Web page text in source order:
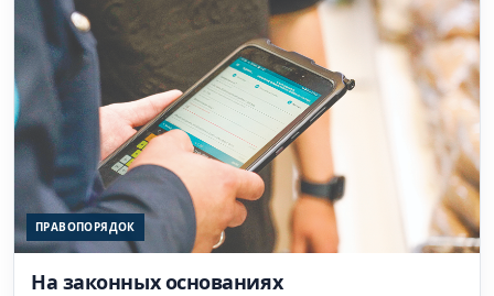
ПРАВОПОРЯДОК
На законных основаниях